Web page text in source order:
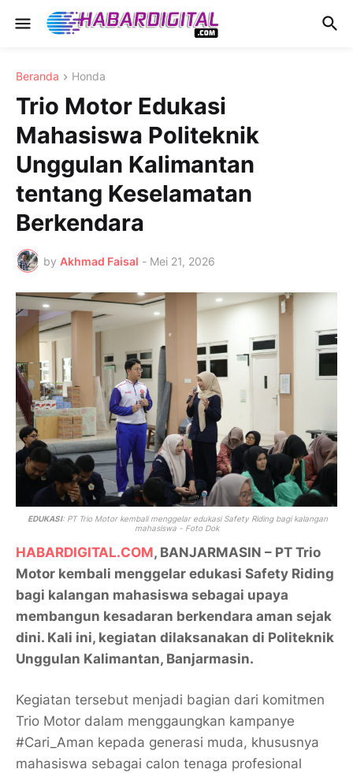
Beranda Honda
Trio Motor Edukasi
Mahasiswa Politeknik
Unggulan Kalimantan
tentang Keselamatan
Berkendara
by Akhmad Faisal - Mei 21, 2026
EDUKASI: PT Trio Motor kembali menggelar edukasi Safety Riding bagi kalangan
mahasiswa - Foto Dok
HABARDIGITAL.COM, BANJARMASIN – PT Trio
Motor kembali menggelar edukasi Safety Riding
bagi kalangan mahasiswa sebagai upaya
membangun kesadaran berkendara aman sejak
dini. Kali ini, kegiatan dilaksanakan di Politeknik
Unggulan Kalimantan, Banjarmasin.
Kegiatan tersebut menjadi bagian dari komitmen
Trio Motor dalam menggaungkan kampanye
#Cari_Aman kepada generasi muda, khususnya
mahasiswa sebagai calon tenaga profesional